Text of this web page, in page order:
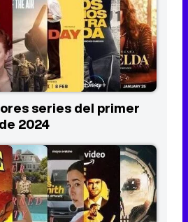
series del primer
2024